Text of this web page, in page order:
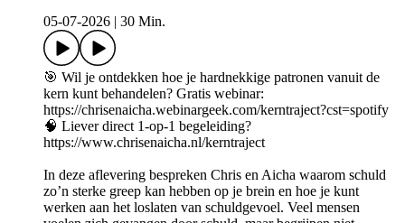
05-07-2026
30 Min.
🎯 Wil je ontdekken hoe je hardnekkige patronen vanuit de
kern kunt behandelen? Gratis webinar:
https://chrisenaicha.webinargeek.com/kerntraject?cst=spotify
🧠 Liever direct 1-op-1 begeleiding?
https://www.chrisenaicha.nl/kerntraject
In deze aflevering bespreken Chris en Aicha waarom schuld
zo’n sterke greep kan hebben op je brein en hoe je kunt
werken aan het loslaten van schuldgevoel. Veel mensen